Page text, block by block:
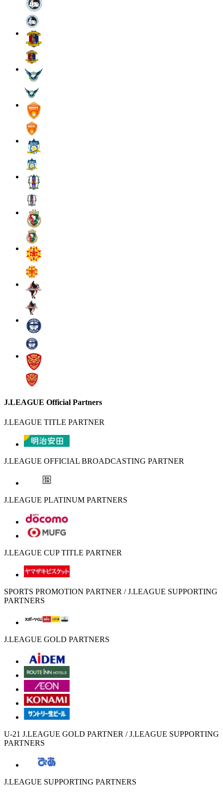
J.LEAGUE Official Partners
J.LEAGUE TITLE PARTNER
J.LEAGUE OFFICIAL BROADCASTING PARTNER
J.LEAGUE PLATINUM PARTNERS
J.LEAGUE CUP TITLE PARTNER
SPORTS PROMOTION PARTNER / J.LEAGUE SUPPORTING
PARTNERS
J.LEAGUE GOLD PARTNERS
U-21 J.LEAGUE GOLD PARTNER / J.LEAGUE SUPPORTING
PARTNERS
J.LEAGUE SUPPORTING PARTNERS